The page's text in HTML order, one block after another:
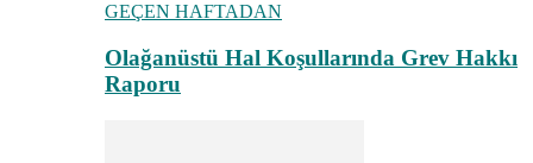
GEÇEN HAFTADAN
Olağanüstü Hal Koşullarında Grev Hakkı
Raporu